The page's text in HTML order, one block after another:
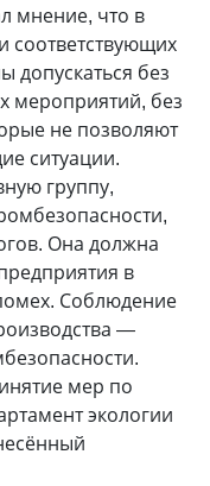
мнение, что в
соответствующих
допускаться без
мероприятий, без
не позволяют
ситуации.
группу,
Она должна
в
Соблюдение
—
мер по
экологии